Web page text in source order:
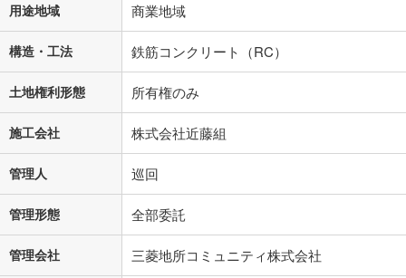
用途地域 商業地域
構造・工法 鉄筋コンクリート（RC）
土地権利形態 所有権のみ
施工会社 株式会社近藤組
管理人 巡回
管理形態 全部委託
管理会社 三菱地所コミュニティ株式会社